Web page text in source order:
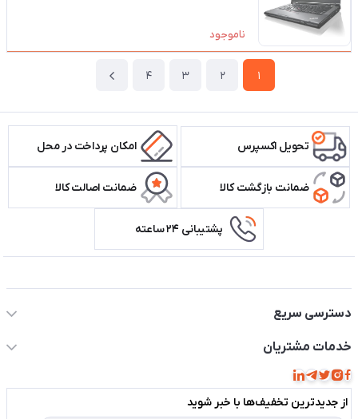
ناموجود
1
2
3
4
تحویل اکسپرس امکان پرداخت در محل
ضمانت بازگشت کالا ضمانت اصالت کالا
پشتیبانی ۲۴ ساعته
دسترسی سریع
حساب کاربری
مجله فروشگاه
لیست محصولات
خدمات مشتریان
قوانین و مقررات
حریم خصوصی
از جدید‌ترین تخفیف‌ها با‌ خبر شوید